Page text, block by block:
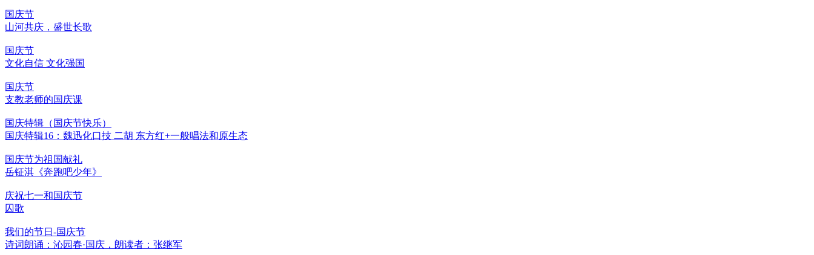
国庆节
山河共庆，盛世长歌
国庆节
文化自信 文化强国
国庆节
支教老师的国庆课
国庆特辑（国庆节快乐）
国庆特辑16：魏迅化口技 二胡 东方红+一般唱法和原生态
国庆节为祖国献礼
岳钲淇《奔跑吧少年》
庆祝七一和国庆节
囚歌
我们的节日-国庆节
诗词朗诵：沁园春·国庆，朗读者：张继军